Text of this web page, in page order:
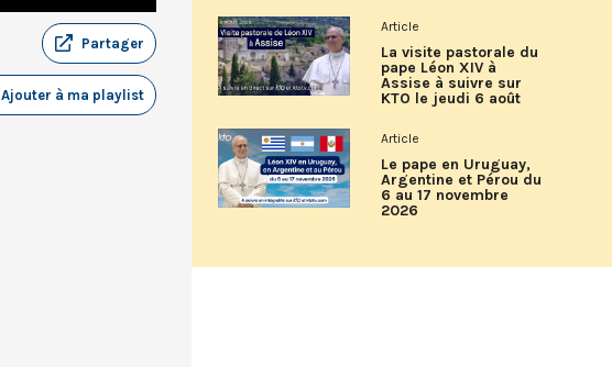
Partager
Ajouter à ma playlist
Article
La visite pastorale du
pape Léon XIV à
Assise à suivre sur
KTO le jeudi 6 août
Article
Le pape en Uruguay,
Argentine et Pérou du
6 au 17 novembre
2026